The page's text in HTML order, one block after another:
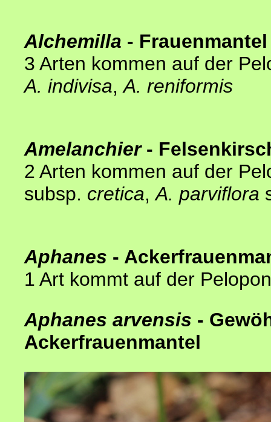
Alchemilla - Frauenmantel
3 Arten kommen auf der
A. indivisa,A. reniformis
Amelanchier -
2 Arten kommen auf der
subsp. cretica,A. parviflora
Aphanes -
1 Art kommt auf der
Aphanes arvensis -
Ackerfrauenmantel